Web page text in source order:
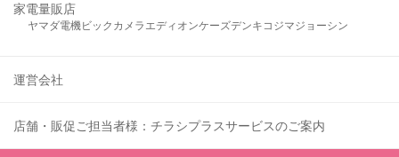
家電量販店
ヤマダ電機ビックカメラ エディオンケーズデンキ コジマジョーシン
運営会社
店舗・販促ご担当者様：チラシプラスサービスのご案内